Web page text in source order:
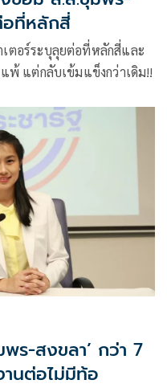
อที่หลักสี่
ตอร์ระบุลุยต่อที่หลักสี่และ
พ้ แต่กลับเข้มแข็งกว่าเดิม!!
ร-สงขลา’ กว่า 7
านต่อไม่มีท้อ